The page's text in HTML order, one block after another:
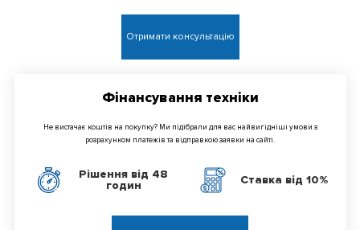
Отримати консультацію
Фінансування техніки
Не вистачає коштів на покупку? Ми підібрали для вас найвигідніші умови з
розрахунком платежів та відправкою заявки на сайті.
Рішення від 48
годин
Ставка від 10%